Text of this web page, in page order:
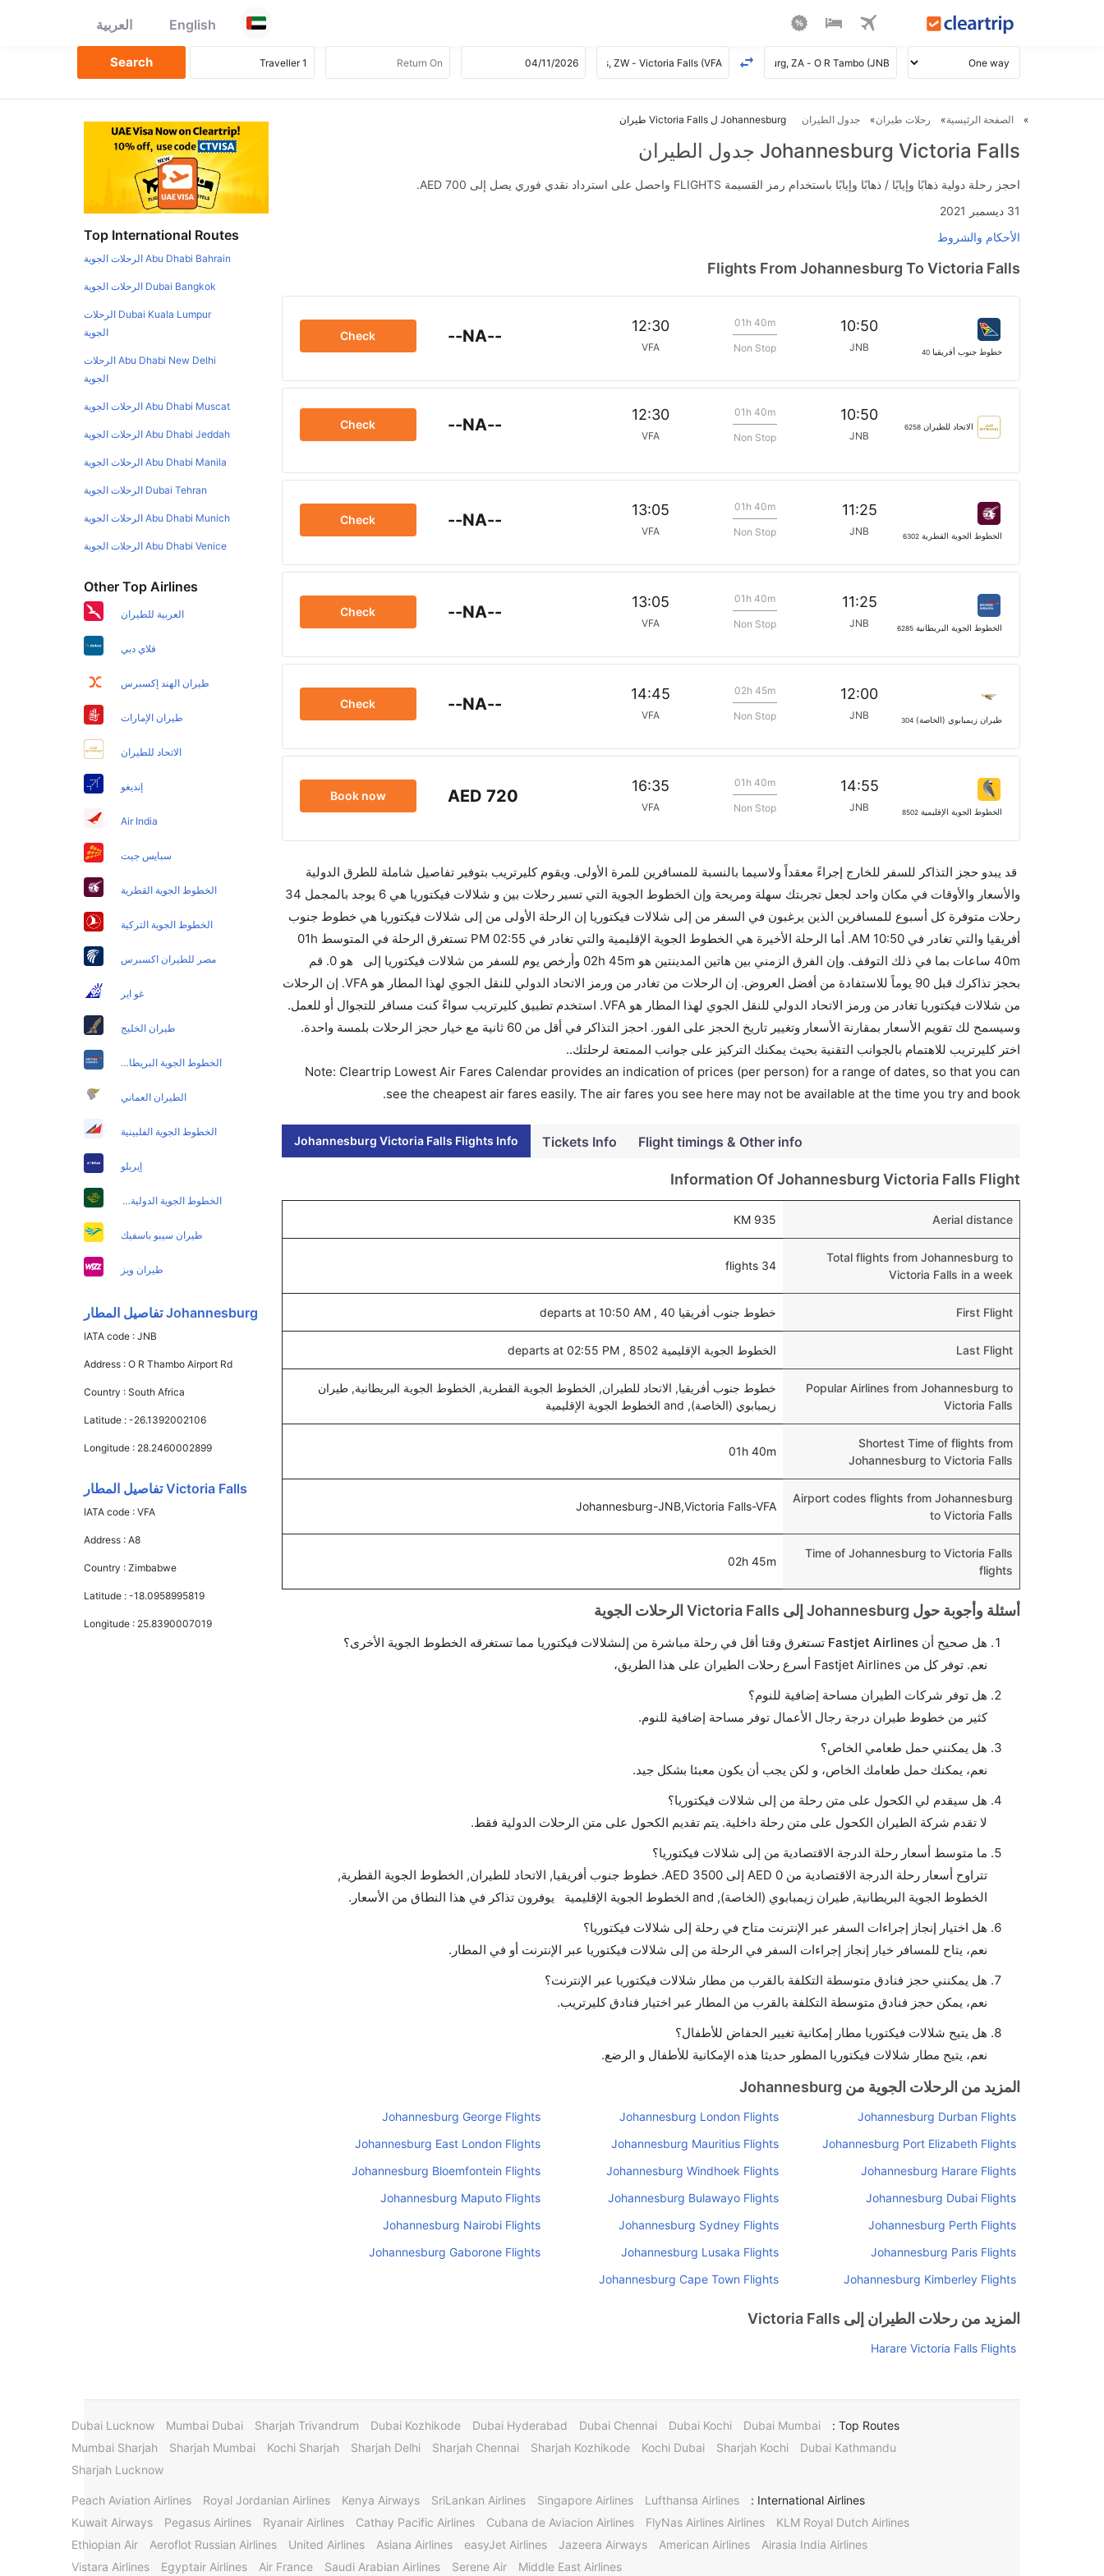
English العربية
الصفحة الرئيسية رحلات طيران جدول الطيران Johannesburg ل Victoria Falls طيران
Johannesburg Victoria Falls جدول الطيران
احجز رحلة دولية ذهابًا وإيابًا / ذهابًا وإيابًا باستخدام رمز القسيمة FLIGHTS واحصل على استرداد نقدي فوري يصل إلى AED 700.
31 ديسمبر 2021
الأحكام والشروط
Flights From Johannesburg To Victoria Falls
خطوط جنوب أفريقيا 40
10:50
JNB
01h 40m
Non Stop
12:30
VFA
--NA--
Check
الاتحاد للطيران 6258
10:50
JNB
01h 40m
Non Stop
12:30
VFA
--NA--
Check
الخطوط الجوية القطرية 6302
11:25
JNB
01h 40m
Non Stop
13:05
VFA
--NA--
Check
الخطوط الجوية البريطانية 6285
11:25
JNB
01h 40m
Non Stop
13:05
VFA
--NA--
Check
طيران زيمبابوي (الخاصة) 304
12:00
JNB
02h 45m
Non Stop
14:45
VFA
--NA--
Check
الخطوط الجوية الإقليمية 8502
14:55
JNB
01h 40m
Non Stop
16:35
VFA
AED 720
Book now
قد يبدو حجز التذاكر للسفر للخارج إجراءً معقداً ولاسيما بالنسبة للمسافرين للمرة الأولى. ويقوم كليرتريب بتوفير تفاصيل شاملة للطرق الدولية
والأسعار والأوقات في مكان واحد لجعل تجربتك سهلة ومريحة وإن الخطوط الجوية التي تسير رحلات بين و شلالات فيكتوريا هي 6 يوجد بالمجمل 34
رحلات متوفرة كل أسبوع للمسافرين الذين يرغبون في السفر من إلى شلالات فيكتوريا إن الرحلة الأولى من إلى شلالات فيكتوريا هي خطوط جنوب
أفريقيا والتي تغادر في 10:50 AM. أما الرحلة الأخيرة هي الخطوط الجوية الإقليمية والتي تغادر في 02:55 PM تستغرق الرحلة في المتوسط 01h
40m ساعات بما في ذلك التوقف. وإن الفرق الزمني بين هاتين المدينتين هو 02h 45m وأرخص يوم للسفر من شلالات فيكتوريا إلى هو 0. قم
بحجز تذاكرك قبل 90 يوماً للاستفادة من أفضل العروض. إن الرحلات من تغادر من ورمز الاتحاد الدولي للنقل الجوي لهذا المطار هو VFA. إن الرحلات
من شلالات فيكتوريا تغادر من ورمز الاتحاد الدولي للنقل الجوي لهذا المطار هو VFA. استخدم تطبيق كليرتريب سواءً كنت مسافر للتجوال أو للعمل.
وسيسمح لك تقويم الأسعار بمقارنة الأسعار وتغيير تاريخ الحجز على الفور. احجز التذاكر في أقل من 60 ثانية مع خيار حجز الرحلات بلمسة واحدة.
اختر كليرتريب للاهتمام بالجوانب التقنية بحيث يمكنك التركيز على جوانب الممتعة لرحلتك..
Note: Cleartrip Lowest Air Fares Calendar provides an indication of prices (per person) for a range of dates, so that you can
see the cheapest air fares easily. The air fares you see here may not be available at the time you try and book.
Johannesburg Victoria Falls Flights Info Tickets Info Flight timings & Other info
Information Of Johannesburg Victoria Falls Flight
Aerial distance
935 KM
Total flights from Johannesburg to
Victoria Falls in a week
34 flights
First Flight خطوط جنوب أفريقيا 40 , departs at 10:50 AM
Last Flight الخطوط الجوية الإقليمية 8502 , departs at 02:55 PM
Popular Airlines from Johannesburg to
Victoria Falls
خطوط جنوب أفريقيا, الاتحاد للطيران, الخطوط الجوية القطرية, الخطوط الجوية البريطانية, طيران
زيمبابوي (الخاصة), and الخطوط الجوية الإقليمية
Shortest Time of flights from
Johannesburg to Victoria Falls
01h 40m
Airport codes flights from Johannesburg
to Victoria Falls
Johannesburg-JNB,Victoria Falls-VFA
Time of Johannesburg to Victoria Falls
flights
02h 45m
أسئلة وأجوبة حول Johannesburg إلى Victoria Falls الرحلات الجوية
هل صحيح أن Fastjet Airlines تستغرق وقتا أقل في رحلة مباشرة من إلىشلالات فيكتوريا مما تستغرقه الخطوط الجوية الأخرى؟
نعم. توفر كل من Fastjet Airlines أسرع رحلات الطيران على هذا الطريق،
هل توفر شركات الطيران مساحة إضافية للنوم؟
كثير من خطوط طيران درجة رجال الأعمال توفر مساحة إضافية للنوم.
هل يمكنني حمل طعامي الخاص؟
نعم، يمكنك حمل طعامك الخاص، و لكن يجب أن يكون معبئا بشكل جيد.
هل سيقدم لي الكحول على متن رحلة من إلى شلالات فيكتوريا؟
لا تقدم شركة الطيران الكحول على متن رحلة داخلية. يتم تقديم الكحول على متن الرحلات الدولية فقط.
ما متوسط أسعار رحلة الدرجة الاقتصادية من إلى شلالات فيكتوريا؟
تتراوح أسعار رحلة الدرجة الاقتصادية من AED 0 إلى AED 3500. خطوط جنوب أفريقيا, الاتحاد للطيران, الخطوط الجوية القطرية,
الخطوط الجوية البريطانية, طيران زيمبابوي (الخاصة), and الخطوط الجوية الإقليمية يوفرون تذاكر في هذا النطاق من الأسعار.
هل اختيار إنجاز إجراءات السفر عبر الإنترنت متاح في رحلة إلى شلالات فيكتوريا؟
نعم، يتاح للمسافر خيار إنجاز إجراءات السفر في الرحلة من إلى شلالات فيكتوريا عبر الإنترنت أو في المطار.
هل يمكنني حجز فنادق متوسطة التكلفة بالقرب من مطار شلالات فيكتوريا عبر الإنترنت؟
نعم، يمكن حجز فنادق متوسطة التكلفة بالقرب من المطار عبر اختيار فنادق كليرتريب.
هل يتيح شلالات فيكتوريا مطار إمكانية تغيير الحفاض للأطفال؟
نعم، يتيح مطار شلالات فيكتوريا المطور حديثا هذه الإمكانية للأطفال و الرضع.
المزيد من الرحلات الجوية من Johannesburg
Johannesburg Durban Flights
Johannesburg London Flights
Johannesburg George Flights
Johannesburg Port Elizabeth Flights
Johannesburg Mauritius Flights
Johannesburg East London Flights
Johannesburg Harare Flights
Johannesburg Windhoek Flights
Johannesburg Bloemfontein Flights
Johannesburg Dubai Flights
Johannesburg Bulawayo Flights
Johannesburg Maputo Flights
Johannesburg Perth Flights
Johannesburg Sydney Flights
Johannesburg Nairobi Flights
Johannesburg Paris Flights
Johannesburg Lusaka Flights
Johannesburg Gaborone Flights
Johannesburg Kimberley Flights
Johannesburg Cape Town Flights
المزيد من رحلات الطيران إلى Victoria Falls
Harare Victoria Falls Flights
Top International Routes
Abu Dhabi Bahrain الرحلات الجوية
Dubai Bangkok الرحلات الجوية
Dubai Kuala Lumpur الرحلات
الجوية
Abu Dhabi New Delhi الرحلات
الجوية
Abu Dhabi Muscat الرحلات الجوية
Abu Dhabi Jeddah الرحلات الجوية
Abu Dhabi Manila الرحلات الجوية
Dubai Tehran الرحلات الجوية
Abu Dhabi Munich الرحلات الجوية
Abu Dhabi Venice الرحلات الجوية
Other Top Airlines
العربية للطيران
فلاي دبي
طيران الهند إكسبرس
طيران الإمارات
الاتحاد للطيران
إنديغو
Air India
سبايس جيت
الخطوط الجوية القطرية
الخطوط الجوية التركية
مصر للطيران اكسبرس
غو اير
طيران الخليج
الخطوط الجوية البريطانية
الطيران العماني
الخطوط الجوية الفلبينية
إيربلو
الخطوط الجوية الدولية الباكستانية
طيران سيبو باسفيك
طيران ويز
Johannesburg تفاصيل المطار
IATA code :JNB
Address :O R Thambo Airport Rd
Country :South Africa
Latitude :-26.1392002106
Longitude : 28.2460002899
Victoria Falls تفاصيل المطار
IATA code :VFA
Address :A8
Country :Zimbabwe
Latitude :-18.0958995819
Longitude : 25.8390007019
Top Routes :
Dubai Mumbai
Dubai Kochi
Dubai Chennai
Dubai Hyderabad
Dubai Kozhikode
Sharjah Trivandrum
Mumbai Dubai
Dubai Lucknow
Dubai Kathmandu
Sharjah Kochi
Kochi Dubai
Sharjah Kozhikode
Sharjah Chennai
Sharjah Delhi
Kochi Sharjah
Sharjah Mumbai
Mumbai Sharjah
Sharjah Lucknow
International Airlines :
Lufthansa Airlines
Singapore Airlines
SriLankan Airlines
Kenya Airways
Royal Jordanian Airlines
Peach Aviation Airlines
KLM Royal Dutch Airlines
FlyNas Airlines Airlines
Cubana de Aviacion Airlines
Cathay Pacific Airlines
Ryanair Airlines
Pegasus Airlines
Kuwait Airways
Airasia India Airlines
American Airlines
Jazeera Airways
easyJet Airlines
Asiana Airlines
United Airlines
Aeroflot Russian Airlines
Ethiopian Air
Middle East Airlines
Serene Air
Saudi Arabian Airlines
Air France
Egyptair Airlines
Vistara Airlines